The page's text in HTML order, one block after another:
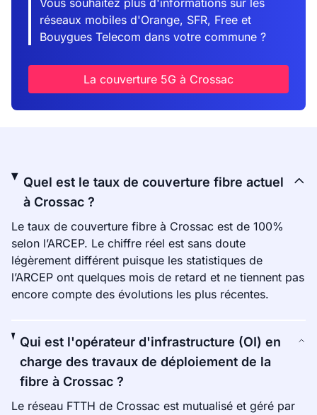
Vous souhaitez plus d'informations sur les
réseaux mobiles d'Orange, SFR, Free et
Bouygues Telecom dans votre commune ?
La couverture 5G à Crossac
Quel est le taux de couverture fibre actuel
à Crossac ?
Le taux de couverture fibre à Crossac est de 100%
selon l’ARCEP. Le chiffre réel est sans doute
légèrement différent puisque les statistiques de
l’ARCEP ont quelques mois de retard et ne tiennent pas
encore compte des évolutions les plus récentes.
Qui est l'opérateur d'infrastructure (OI) en
charge des travaux de déploiement de la
fibre à Crossac ?
Le réseau FTTH de Crossac est mutualisé et géré par